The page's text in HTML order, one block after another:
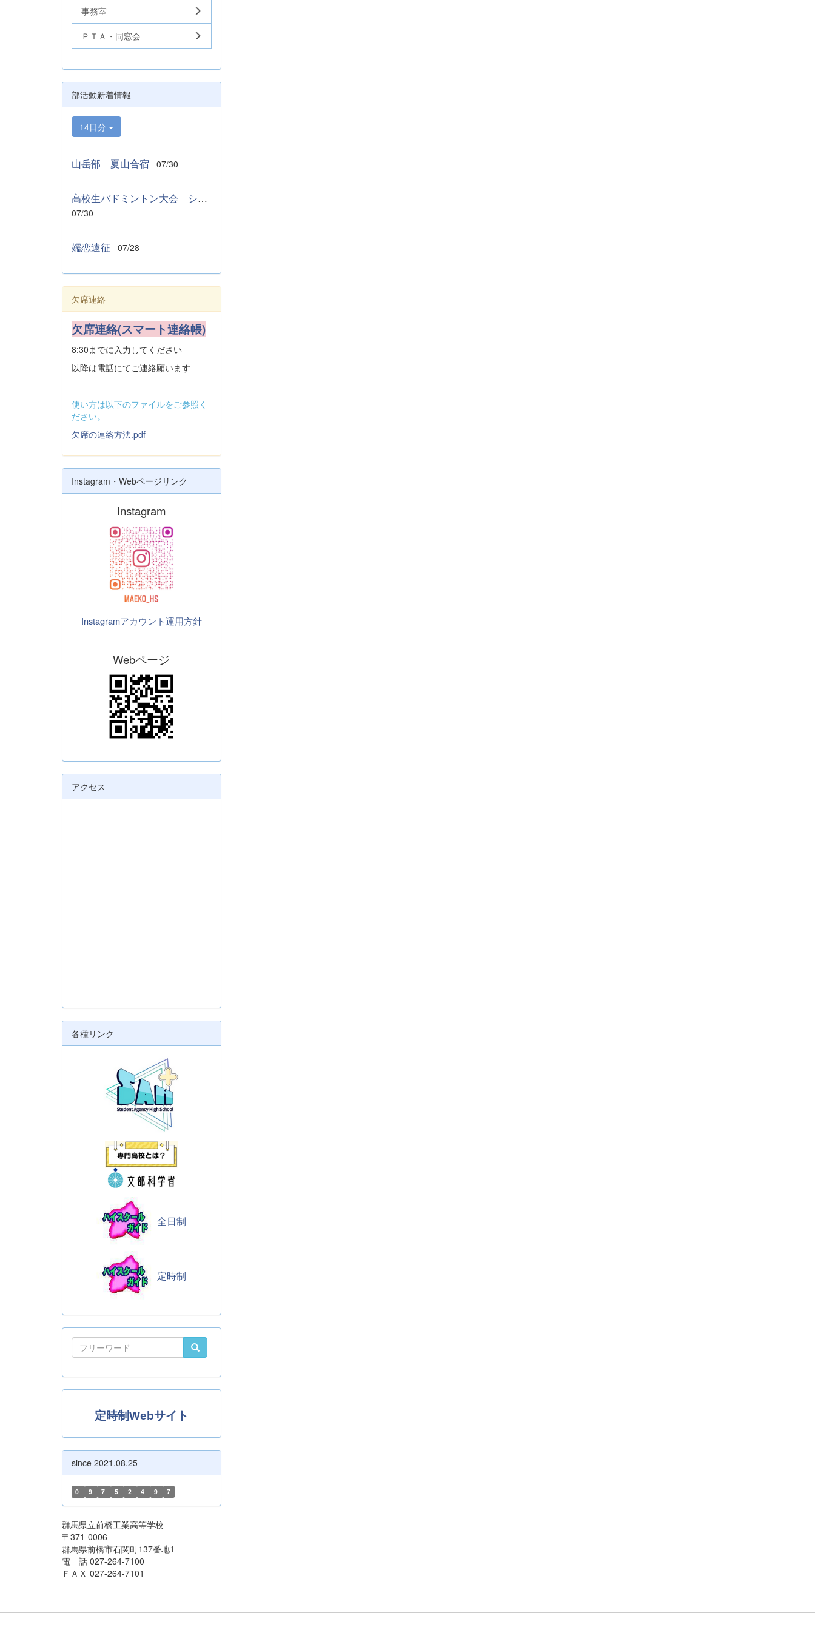
事務室
ＰＴＡ・同窓会
部活動新着情報
14日分
山岳部 夏山合宿 07/30
高校生バドミントン大会 シングルス ベスト１６
07/30
嬬恋遠征 07/28
欠席連絡
欠席連絡(スマート連絡帳)
8:30までに入力してください
以降は電話にてご連絡願います
使い方は以下のファイルをご参照く
ださい。
欠席の連絡方法.pdf
Instagram・Webページリンク
Instagram
Instagramアカウント運用方針
Webページ
アクセス
各種リンク
全日制
定時制
定時制Webサイト
since 2021.08.25
0 9 7 5 2 4 9 7
群馬県立前橋工業高等学校
〒371-0006
群馬県前橋市石関町137番地1
電 話 027-264-7100
ＦＡＸ 027-264-7101